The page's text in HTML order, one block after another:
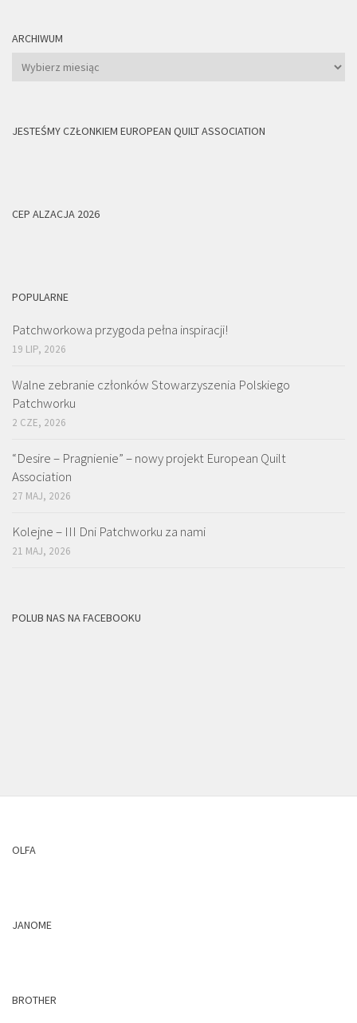
ARCHIWUM
Archiwum
JESTEŚMY CZŁONKIEM EUROPEAN QUILT ASSOCIATION
CEP ALZACJA 2026
POPULARNE
Patchworkowa przygoda pełna inspiracji!
19 LIP, 2026
Walne zebranie członków Stowarzyszenia Polskiego
Patchworku
2 CZE, 2026
“Desire – Pragnienie” – nowy projekt European Quilt
Association
27 MAJ, 2026
Kolejne – III Dni Patchworku za nami
21 MAJ, 2026
POLUB NAS NA FACEBOOKU
OLFA
JANOME
BROTHER